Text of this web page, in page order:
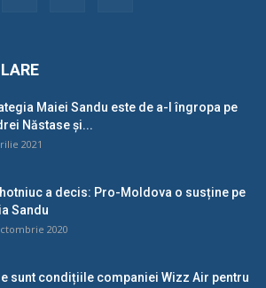
Maiei Sandu este de a-l îngropa pe
Năstase și...
2021
a decis: Pro-Moldova o susține pe
Sandu
2020
sunt condițiile companiei Wizz Air pentru